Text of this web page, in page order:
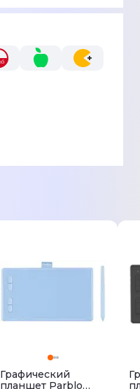
Графический
планшет Parblo